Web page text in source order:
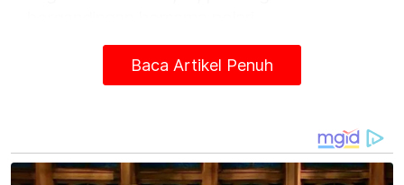
berpengalaman negara menjadi pengalaman
berharga buatnya untuk terus memperbaiki
catatan peribadi.
Baca Artikel Penuh